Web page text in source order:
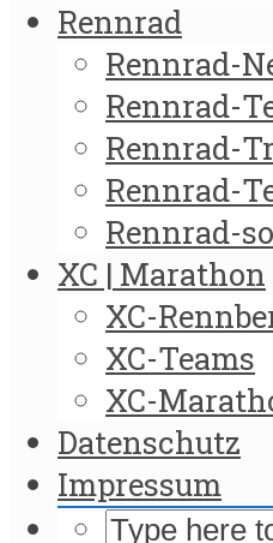
Rennrad
Rennrad-
Rennrad-
Rennrad-
Rennrad-
Rennrad-
XC | Marathon
XC-
XC-Teams
XC-
Datenschutz
Impressum